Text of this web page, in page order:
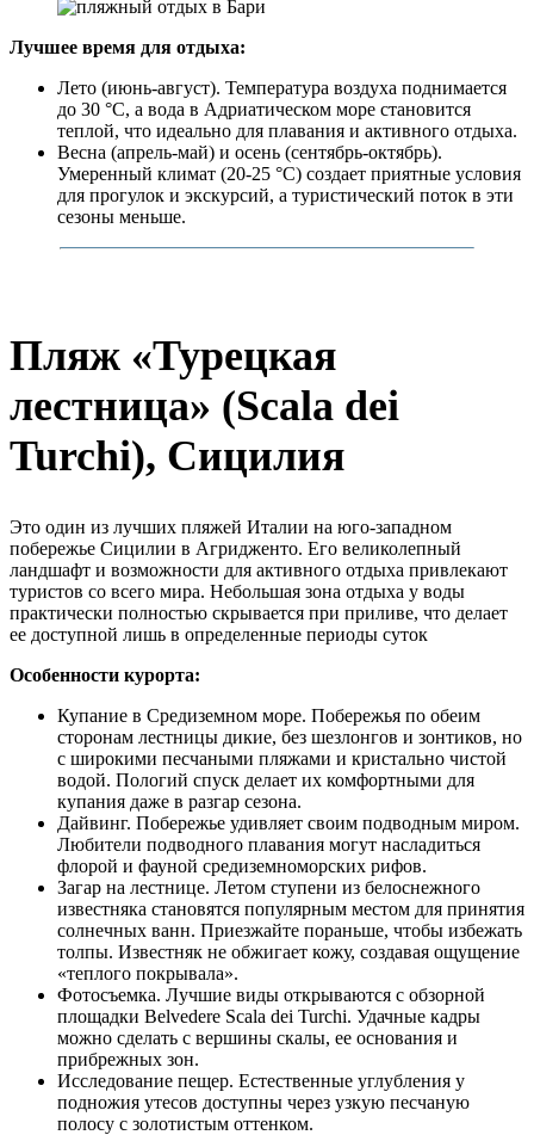
Лучшее время для отдыха:
Лето (июнь-август). Температура воздуха поднимается
до 30 °C, а вода в Адриатическом море становится
теплой, что идеально для плавания и активного отдыха.
Весна (апрель-май) и осень (сентябрь-октябрь).
Умеренный климат (20-25 °C) создает приятные условия
для прогулок и экскурсий, а туристический поток в эти
сезоны меньше.
Пляж «Турецкая
лестница» (Scala dei
Turchi), Сицилия
Это один из лучших пляжей Италии на юго-западном
побережье Сицилии в Агридженто. Его великолепный
ландшафт и возможности для активного отдыха привлекают
туристов со всего мира. Небольшая зона отдыха у воды
практически полностью скрывается при приливе, что делает
ее доступной лишь в определенные периоды суток
Особенности курорта:
Купание в Средиземном море. Побережья по обеим
сторонам лестницы дикие, без шезлонгов и зонтиков, но
с широкими песчаными пляжами и кристально чистой
водой. Пологий спуск делает их комфортными для
купания даже в разгар сезона.
Дайвинг. Побережье удивляет своим подводным миром.
Любители подводного плавания могут насладиться
флорой и фауной средиземноморских рифов.
Загар на лестнице. Летом ступени из белоснежного
известняка становятся популярным местом для принятия
солнечных ванн. Приезжайте пораньше, чтобы избежать
толпы. Известняк не обжигает кожу, создавая ощущение
«теплого покрывала».
Фотосъемка. Лучшие виды открываются с обзорной
площадки Belvedere Scala dei Turchi. Удачные кадры
можно сделать с вершины скалы, ее основания и
прибрежных зон.
Исследование пещер. Естественные углубления у
подножия утесов доступны через узкую песчаную
полосу с золотистым оттенком.